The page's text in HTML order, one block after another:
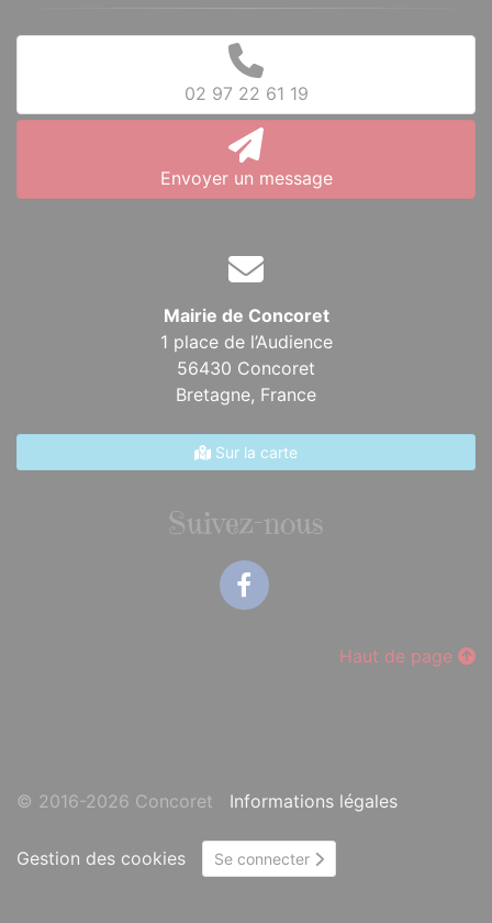
02 97 22 61 19
Envoyer un message
Mairie de Concoret
1 place de l’Audience
56430 Concoret
Bretagne, France
Sur la carte
Suivez-nous
Haut de page
© 2016-2026 Concoret Informations légales
Gestion des cookies Se connecter